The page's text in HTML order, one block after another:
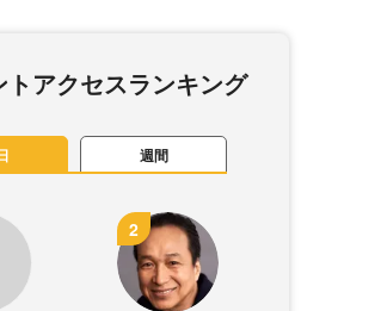
トアクセスランキング
週間